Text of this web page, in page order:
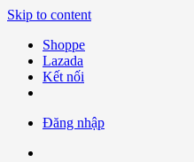
Skip to content
Shoppe
Lazada
Kết nối
Đăng nhập